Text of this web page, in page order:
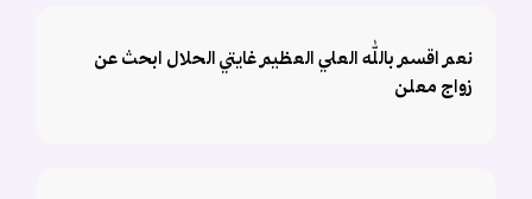
نعم اقسم بالله العلي العظيم غايتي الحلال ابحث عن
زواج معلن